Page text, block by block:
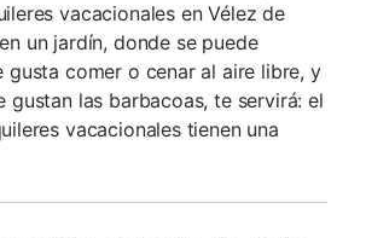
vacacionales en Vélez de
un jardín, donde se puede
gusta comer o cenar al aire libre, y
gustan las barbacoas, te servirá: el
vacacionales tienen una